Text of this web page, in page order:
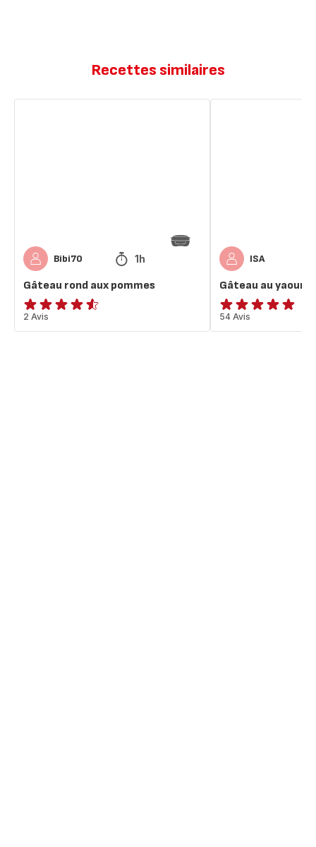
Recettes similaires
Bibi70 1h
Gâteau rond aux pommes
ratings.4.5
2 Avis
ISA
Gâteau au yaourt
ratings.4.8
54 Avis